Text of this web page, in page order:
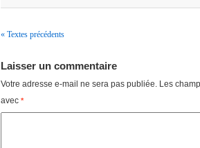
« Textes précédents
Laisser un commentaire
Votre adresse e-mail ne sera pas publiée. Les
avec *